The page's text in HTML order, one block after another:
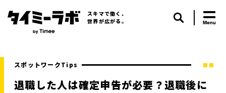
スキマで働く、
世界が広がる。
スポットワークTips
退職した人は確定申告が必要？退職後に